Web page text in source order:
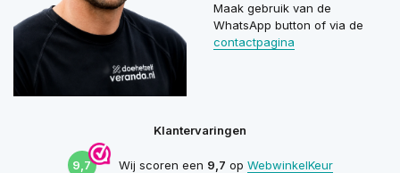
Maak gebruik van de
WhatsApp button of via de
contactpagina
Klantervaringen
9,7 Wij scoren een 9,7 op WebwinkelKeur